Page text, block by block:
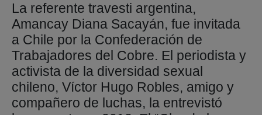
La referente travesti argentina,
Amancay Diana Sacayán, fue invitada
a Chile por la Confederación de
Trabajadores del Cobre. El periodista y
activista de la diversidad sexual
chileno, Víctor Hugo Robles, amigo y
compañero de luchas, la entrevistó